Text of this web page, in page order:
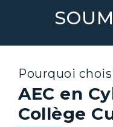
Pourquoi
AEC en
Collège